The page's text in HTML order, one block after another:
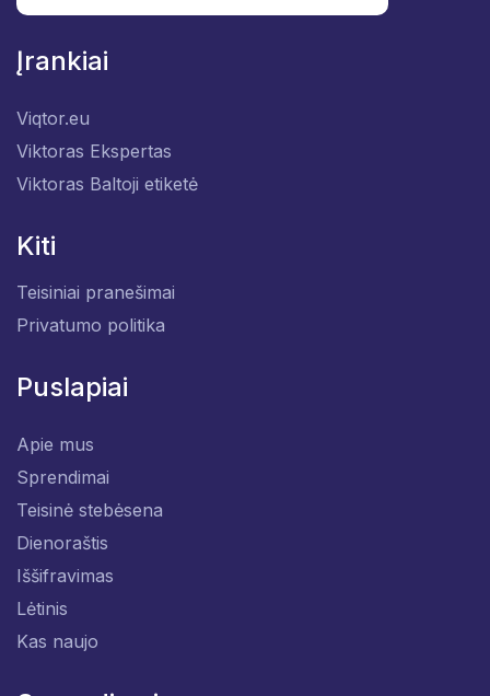
Įrankiai
Viqtor.eu
Viktoras Ekspertas
Viktoras Baltoji etiketė
Kiti
Teisiniai pranešimai
Privatumo politika
Puslapiai
Apie mus
Sprendimai
Teisinė stebėsena
Dienoraštis
Iššifravimas
Lėtinis
Kas naujo